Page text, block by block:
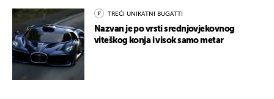
TREĆI UNIKATNI BUGATTI
Nazvan je po vrsti srednjovjekovnog
viteškog konja i visok samo metar